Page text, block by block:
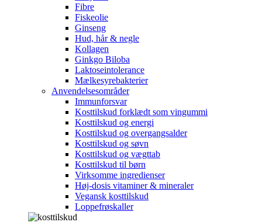
Fibre
Fiskeolie
Ginseng
Hud, hår & negle
Kollagen
Ginkgo Biloba
Laktoseintolerance
Mælkesyrebakterier
Anvendelsesområder
Immunforsvar
Kosttilskud forklædt som vingummi
Kosttilskud og energi
Kosttilskud og overgangsalder
Kosttilskud og søvn
Kosttilskud og vægttab
Kosttilskud til børn
Virksomme ingredienser
Høj-dosis vitaminer & mineraler
Vegansk kosttilskud
Loppefrøskaller